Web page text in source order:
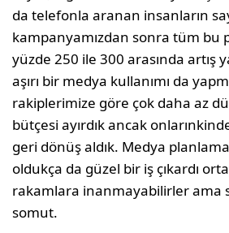
da telefonla aranan in­sanların
kampanyamızdan sonra tüm bu
yüzde 250 ile 300 arasında artış
aşı­rı bir medya kullanımı da
rakiplerimize göre çok daha az
bütçesi ayırdık ancak
geri dönüş aldık. Medya
oldukça da gü­zel bir iş çıkardı
rakam­lara inanmayabilirler ama
somut.